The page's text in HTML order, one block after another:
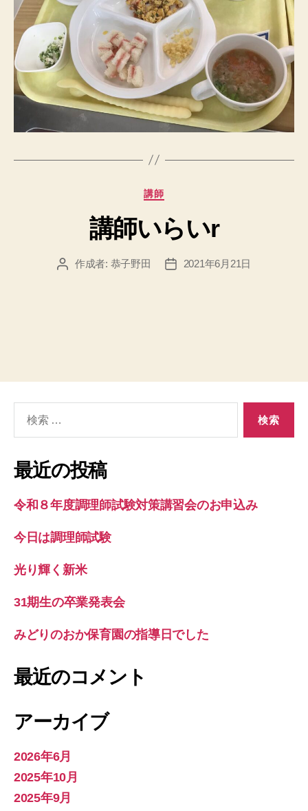
カ
ゴ
リ
講師
講師いらいr
投 作成者: 恭子野田
投
2021年6月21日
象:
最近の投稿
令和８年度調理師試験対策講習会のお申込み
今日は調理師試験
光り輝く新米
31期生の卒業発表会
みどりのおか保育園の指導日でした
最近のコメント
アーカイブ
2026年6月
2025年10月
2025年9月